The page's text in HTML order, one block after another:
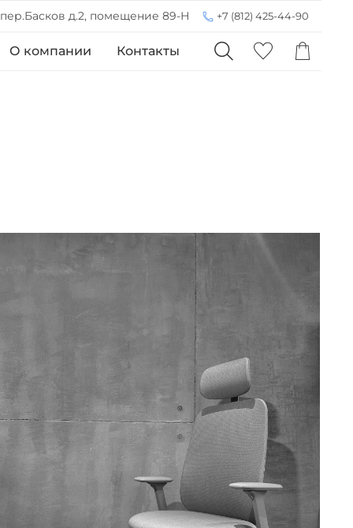
д.2, помещение 89-Н +7 (812) 425-44-90
О компании Контакты